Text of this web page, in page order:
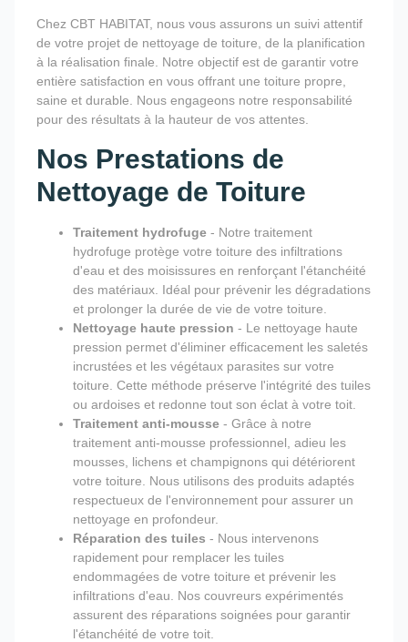
Chez CBT HABITAT, nous vous assurons un suivi attentif
de votre projet de nettoyage de toiture, de la planification
à la réalisation finale. Notre objectif est de garantir votre
entière satisfaction en vous offrant une toiture propre,
saine et durable. Nous engageons notre responsabilité
pour des résultats à la hauteur de vos attentes.
Nos Prestations de
Nettoyage de Toiture
Traitement hydrofuge - Notre traitement
hydrofuge protège votre toiture des infiltrations
d'eau et des moisissures en renforçant l'étanchéité
des matériaux. Idéal pour prévenir les dégradations
et prolonger la durée de vie de votre toiture.
Nettoyage haute pression - Le nettoyage haute
pression permet d'éliminer efficacement les saletés
incrustées et les végétaux parasites sur votre
toiture. Cette méthode préserve l'intégrité des tuiles
ou ardoises et redonne tout son éclat à votre toit.
Traitement anti-mousse - Grâce à notre
traitement anti-mousse professionnel, adieu les
mousses, lichens et champignons qui détériorent
votre toiture. Nous utilisons des produits adaptés
respectueux de l'environnement pour assurer un
nettoyage en profondeur.
Réparation des tuiles - Nous intervenons
rapidement pour remplacer les tuiles
endommagées de votre toiture et prévenir les
infiltrations d'eau. Nos couvreurs expérimentés
assurent des réparations soignées pour garantir
l'étanchéité de votre toit.